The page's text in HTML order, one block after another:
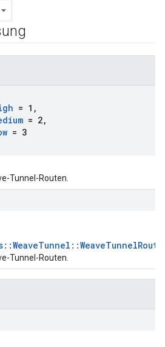
= 1 ,
= 2,
= 3
Tunnel-Routen.
Tunnel-Routen.